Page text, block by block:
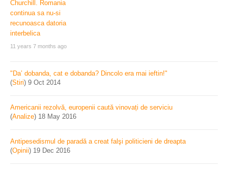
11 years 7 months ago
"Da’ dobanda, cat e dobanda? Dincolo era mai ieftin!"
(Stiri) 9 Oct 2014
Americanii rezolvă, europenii caută vinovați de serviciu
(Analize) 18 May 2016
Antipesedismul de paradă a creat falşi politicieni de dreapta
(Opinii) 19 Dec 2016